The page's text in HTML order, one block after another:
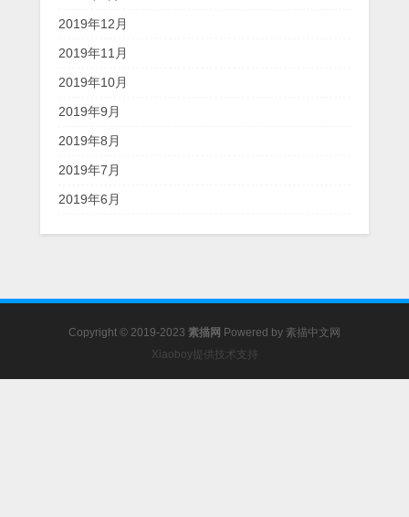
2019年12月
2019年11月
2019年10月
2019年9月
2019年8月
2019年7月
2019年6月
Copyright © 2019-2023 素描网 Powered by 素描中文网
Xiaoboy提供技术支持